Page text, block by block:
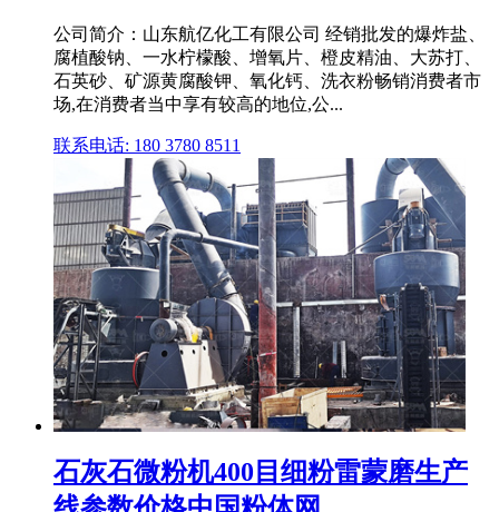
公司简介：山东航亿化工有限公司 经销批发的爆炸盐、
腐植酸钠、一水柠檬酸、增氧片、橙皮精油、大苏打、
石英砂、矿源黄腐酸钾、氧化钙、洗衣粉畅销消费者市
场,在消费者当中享有较高的地位,公...
联系电话: 180 3780 8511
石灰石微粉机400目细粉雷蒙磨生产